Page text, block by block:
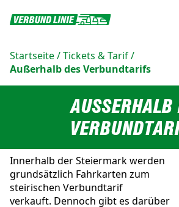
Startseite/Tickets & Tarif/
Außerhalb des Verbundtarifs
AUSSERHALB
Innerhalb der Steiermark werden
grundsätzlich Fahrkarten zum
steirischen Verbundtarif
verkauft. Dennoch gibt es darüber